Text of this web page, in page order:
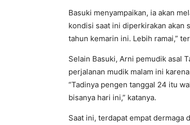
Basuki menyampaikan, ia akan
kondisi saat ini diperkirakan akan
tahun kemarin ini. Lebih ramai,”
Selain Basuki, Arni pemudik asal
perjalanan mudik malam ini
“Tadinya pengen tanggal 24 itu
bisanya hari ini,” katanya.
Saat ini, terdapat empat dermaga